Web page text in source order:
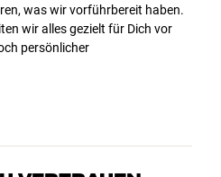
B&W CWM LCR7, CWM7-4S2
was wir vorführbereit haben.
wir alles gezielt für Dich vor
persönlicher